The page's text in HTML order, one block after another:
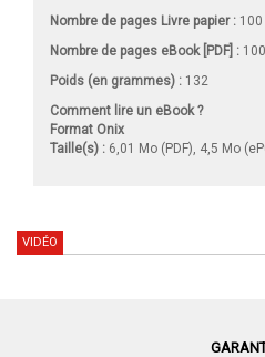
Nombre de pages Livre papier: 100
Nombre de pages eBook [PDF] : 100
Poids (en grammes) : 132
Comment lire un eBook ?
Format Onix
Taille(s) : 6,01 Mo (PDF), 4,5 Mo
VIDÉO